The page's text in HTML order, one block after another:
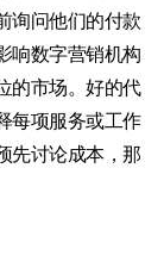
询问他们的付款
响数字营销机构
的市场。好的代
每项服务或工作
先讨论成本，那